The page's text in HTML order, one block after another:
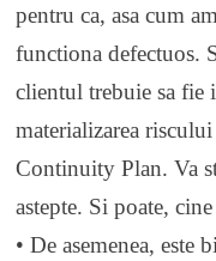
pentru ca, asa cum
functiona defectuos.
clientul trebuie sa fie
materializarea
Continuity Plan. Va
astepte. Si poate,
• De asemenea, este